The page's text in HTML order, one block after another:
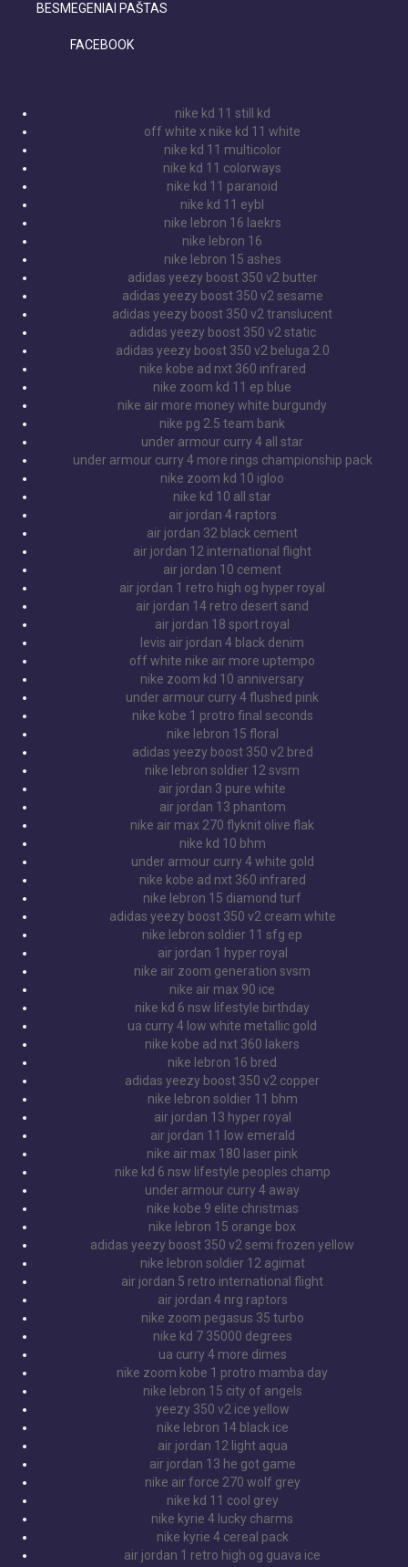
BESMEGENIAI PAŠTAS
FACEBOOK
nike kd 11 still kd
off white x nike kd 11 white
nike kd 11 multicolor
nike kd 11 colorways
nike kd 11 paranoid
nike kd 11 eybl
nike lebron 16 laekrs
nike lebron 16
nike lebron 15 ashes
adidas yeezy boost 350 v2 butter
adidas yeezy boost 350 v2 sesame
adidas yeezy boost 350 v2 translucent
adidas yeezy boost 350 v2 static
adidas yeezy boost 350 v2 beluga 2.0
nike kobe ad nxt 360 infrared
nike zoom kd 11 ep blue
nike air more money white burgundy
nike pg 2.5 team bank
under armour curry 4 all star
under armour curry 4 more rings championship pack
nike zoom kd 10 igloo
nike kd 10 all star
air jordan 4 raptors
air jordan 32 black cement
air jordan 12 international flight
air jordan 10 cement
air jordan 1 retro high og hyper royal
air jordan 14 retro desert sand
air jordan 18 sport royal
levis air jordan 4 black denim
off white nike air more uptempo
nike zoom kd 10 anniversary
under armour curry 4 flushed pink
nike kobe 1 protro final seconds
nike lebron 15 floral
adidas yeezy boost 350 v2 bred
nike lebron soldier 12 svsm
air jordan 3 pure white
air jordan 13 phantom
nike air max 270 flyknit olive flak
nike kd 10 bhm
under armour curry 4 white gold
nike kobe ad nxt 360 infrared
nike lebron 15 diamond turf
adidas yeezy boost 350 v2 cream white
nike lebron soldier 11 sfg ep
air jordan 1 hyper royal
nike air zoom generation svsm
nike air max 90 ice
nike kd 6 nsw lifestyle birthday
ua curry 4 low white metallic gold
nike kobe ad nxt 360 lakers
nike lebron 16 bred
adidas yeezy boost 350 v2 copper
nike lebron soldier 11 bhm
air jordan 13 hyper royal
air jordan 11 low emerald
nike air max 180 laser pink
nike kd 6 nsw lifestyle peoples champ
under armour curry 4 away
nike kobe 9 elite christmas
nike lebron 15 orange box
adidas yeezy boost 350 v2 semi frozen yellow
nike lebron soldier 12 agimat
air jordan 5 retro international flight
air jordan 4 nrg raptors
nike zoom pegasus 35 turbo
nike kd 7 35000 degrees
ua curry 4 more dimes
nike zoom kobe 1 protro mamba day
nike lebron 15 city of angels
yeezy 350 v2 ice yellow
nike lebron 14 black ice
air jordan 12 light aqua
air jordan 13 he got game
nike air force 270 wolf grey
nike kd 11 cool grey
nike kyrie 4 lucky charms
nike kyrie 4 cereal pack
air jordan 1 retro high og guava ice